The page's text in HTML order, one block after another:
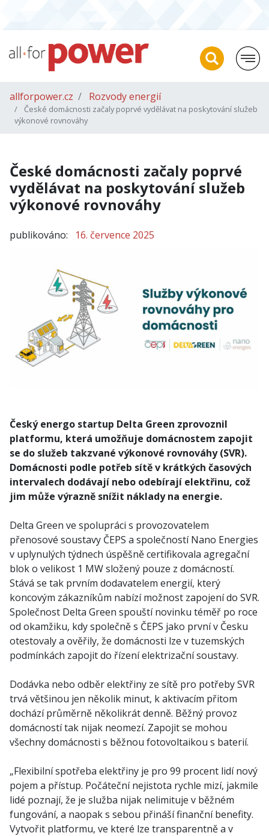
allforpower.cz Rozvody energií
České domácnosti začaly poprvé vydělávat na poskytování služeb
výkonové rovnováhy
České domácnosti začaly poprvé
vydělávat na poskytování služeb
výkonové rovnováhy
publikováno: 16. července 2025
Český energo startup Delta Green zprovoznil
platformu, která umožňuje domácnostem zapojit
se do služeb takzvané výkonové rovnováhy (SVR).
Domácnosti podle potřeb sítě v krátkých časových
intervalech dodávají nebo odebírají elektřinu, což
jim může výrazně snížit náklady na energie.
Delta Green ve spolupráci s provozovatelem
přenosové soustavy ČEPS a společností Nano Energies
v uplynulých týdnech úspěšně certifikovala agregační
blok o velikost 1 MW složený pouze z domácností.
Stává se tak prvním dodavatelem energií, který
koncovým zákazníkům nabízí možnost zapojení do SVR.
Společnost Delta Green spouští novinku téměř po roce
od okamžiku, kdy společně s ČEPS jako první v Česku
otestovaly a ověřily, že domácnosti lze v tuzemských
podmínkách zapojit do řízení elektrizační soustavy.
Dodávka nebo odběr elektřiny ze sítě pro potřeby SVR
trvá většinou jen několik minut, k aktivacím přitom
dochází průměrně několikrát denně. Běžný provoz
domácností tak nijak neomezí. Zapojit se mohou
všechny domácnosti s běžnou fotovoltaikou s baterií.
„Flexibilní spotřeba elektřiny je pro 99 procent lidí nový
pojem a přístup. Počáteční nejistota rychle mizí, jakmile
lidé poznají, že je služba nijak nelimituje v běžném
fungování, a naopak s sebou přináší finanční benefity.
Vytvořit platformu, ve které lze transparentně a v